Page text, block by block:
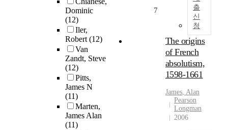
Dominic
(12)
Iler,
Robert(12)
Van
Zandt, Steve
(12)
Pitts,
James N
(11)
Marten,
James Alan
(11)
출
신
청
7
The origins
of French
absolutism,
1598-1661
James, Alan
Pearson
Longman
2006